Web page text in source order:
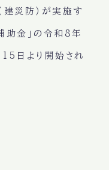
建災防）が実施す
助金」の令和8年
日より開始 され